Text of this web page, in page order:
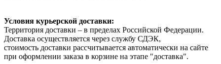
Условия курьерской доставки:
Территория доставки – в пределах Российской Федерации.
Доставка осуществляется через службу СДЭК,
стоимость доставки рассчитывается автоматически на сайте
при оформлении заказа в корзине на этапе "доставка".